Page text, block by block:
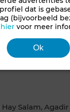
Salam, Agadir
dat is
(bijvoorbeeld
voor meer
Ok